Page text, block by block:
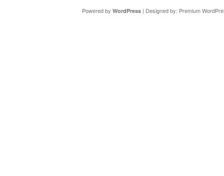
Powered by WordPress| Designed by: Premium